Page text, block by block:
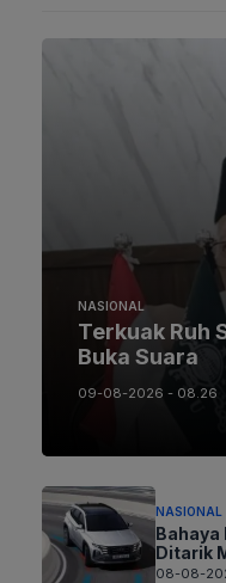
NASIONAL
Terkuak Ruh
Buka Suara
09-08-2026 - 08.26
NASIONAL
Bahaya
Ditarik
08-08-